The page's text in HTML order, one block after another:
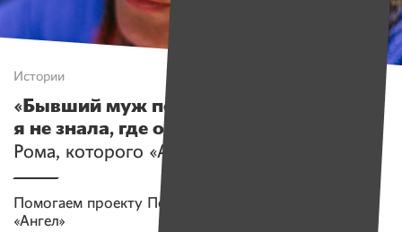
Истории
«Бывший муж похитил сына. 4 года
я не знала, где он»
Рома, которого «Ангел» нашел в Крыму
Помогаем проекту Поисково-спасательный отряд
«Ангел»